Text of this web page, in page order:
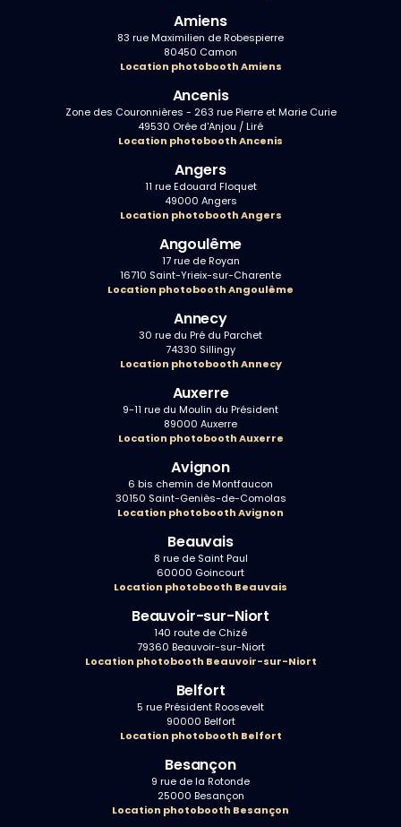
Amiens
83 rue Maximilien de Robespierre
80450 Camon
Location photobooth Amiens
Ancenis
Zone des Couronnières - 263 rue Pierre et Marie Curie
49530 Orée d'Anjou / Liré
Location photobooth Ancenis
Angers
11 rue Edouard Floquet
49000 Angers
Location photobooth Angers
Angoulême
17 rue de Royan
16710 Saint-Yrieix-sur-Charente
Location photobooth Angoulême
Annecy
30 rue du Pré du Parchet
74330 Sillingy
Location photobooth Annecy
Auxerre
9-11 rue du Moulin du Président
89000 Auxerre
Location photobooth Auxerre
Avignon
6 bis chemin de Montfaucon
30150 Saint-Geniès-de-Comolas
Location photobooth Avignon
Beauvais
8 rue de Saint Paul
60000 Goincourt
Location photobooth Beauvais
Beauvoir-sur-Niort
140 route de Chizé
79360 Beauvoir-sur-Niort
Location photobooth Beauvoir-sur-Niort
Belfort
5 rue Président Roosevelt
90000 Belfort
Location photobooth Belfort
Besançon
9 rue de la Rotonde
25000 Besançon
Location photobooth Besançon